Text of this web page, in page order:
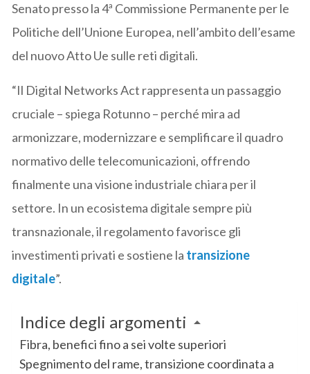
Senato presso la 4ª Commissione Permanente per le
Politiche dell’Unione Europea, nell’ambito dell’esame
del nuovo Atto Ue sulle reti digitali.
“Il Digital Networks Act rappresenta un passaggio
cruciale – spiega Rotunno – perché mira ad
armonizzare, modernizzare e semplificare il quadro
normativo delle telecomunicazioni, offrendo
finalmente una visione industriale chiara per il
settore. In un ecosistema digitale sempre più
transnazionale, il regolamento favorisce gli
investimenti privati e sostiene la transizione
digitale”.
Indice degli argomenti
Fibra, benefici fino a sei volte superiori
Spegnimento del rame, transizione coordinata a